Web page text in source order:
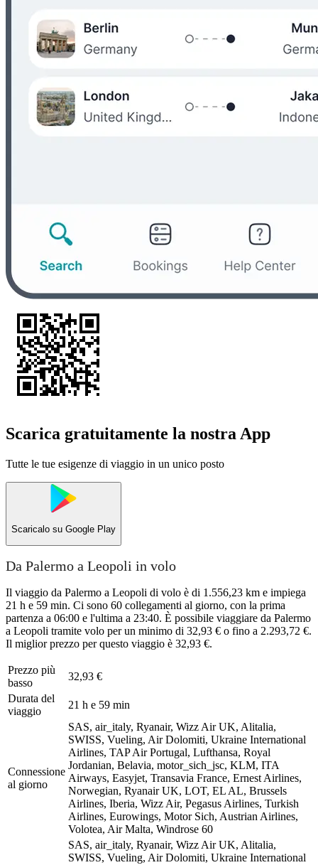
Scarica gratuitamente la nostra App
Tutte le tue esigenze di viaggio in un unico posto
Scaricalo su Google Play
Da Palermo a Leopoli in volo
Il viaggio da Palermo a Leopoli di volo è di 1.556,23 km e impiega
21 h e 59 min. Ci sono 60 collegamenti al giorno, con la prima
partenza a 06:00 e l'ultima a 23:40. È possibile viaggiare da Palermo
a Leopoli tramite volo per un minimo di 32,93 € o fino a 2.293,72 €.
Il miglior prezzo per questo viaggio è 32,93 €.
Prezzo più
basso
32,93 €
Durata del
viaggio
21 h e 59 min
Connessione
al giorno
SAS, air_italy, Ryanair, Wizz Air UK, Alitalia,
SWISS, Vueling, Air Dolomiti, Ukraine International
Airlines, TAP Air Portugal, Lufthansa, Royal
Jordanian, Belavia, motor_sich_jsc, KLM, ITA
Airways, Easyjet, Transavia France, Ernest Airlines,
Norwegian, Ryanair UK, LOT, EL AL, Brussels
Airlines, Iberia, Wizz Air, Pegasus Airlines, Turkish
Airlines, Eurowings, Motor Sich, Austrian Airlines,
Volotea, Air Malta, Windrose 60
SAS, air_italy, Ryanair, Wizz Air UK, Alitalia,
SWISS, Vueling, Air Dolomiti, Ukraine International